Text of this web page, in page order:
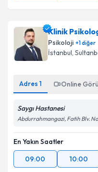
Klinik
Psikoloji +1diğer
İstanbul,
Adres 1 Online
Saygı Hastanesi
Abdurrahmangazi, Fatih Blv.
En Yakın Saatler
09:00
10:00